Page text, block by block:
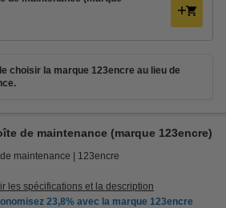
choisir la marque 123encre au lieu de
de maintenance (marque 123encre)
maintenance 123encre
les spécifications et la description
23,8% avec la marque 123encre